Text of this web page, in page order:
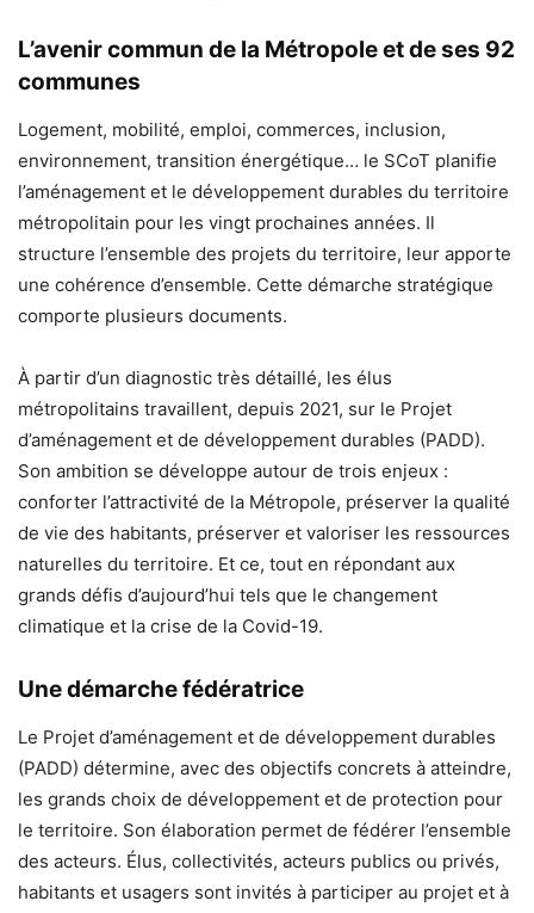
L’avenir commun de la Métropole et de ses 92
communes
Logement, mobilité, emploi, commerces, inclusion,
environnement, transition énergétique… le SCoT planifie
l’aménagement et le développement durables du territoire
métropolitain pour les vingt prochaines années. Il
structure l’ensemble des projets du territoire, leur apporte
une cohérence d’ensemble. Cette démarche stratégique
comporte plusieurs documents.
À partir d’un diagnostic très détaillé, les élus
métropolitains travaillent, depuis 2021, sur le Projet
d’aménagement et de développement durables (PADD).
Son ambition se développe autour de trois enjeux :
conforter l’attractivité de la Métropole, préserver la qualité
de vie des habitants, préserver et valoriser les ressources
naturelles du territoire. Et ce, tout en répondant aux
grands défis d’aujourd’hui tels que le changement
climatique et la crise de la Covid-19.
Une démarche fédératrice
Le Projet d’aménagement et de développement durables
(PADD) détermine, avec des objectifs concrets à atteindre,
les grands choix de développement et de protection pour
le territoire. Son élaboration permet de fédérer l’ensemble
des acteurs. Élus, collectivités, acteurs publics ou privés,
habitants et usagers sont invités à participer au projet et à